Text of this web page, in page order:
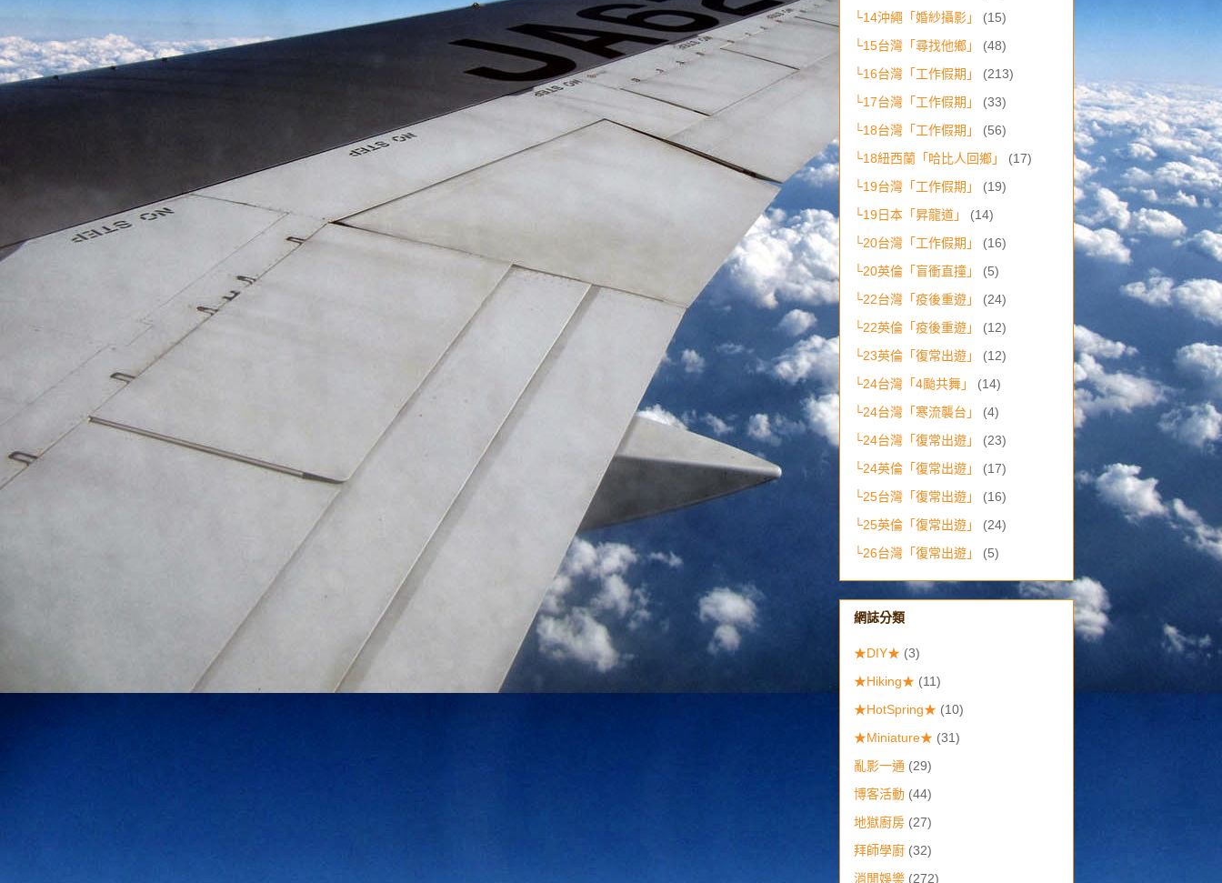
└14沖繩「婚紗攝影」
(15)
└15台灣「尋找他鄉」
(48)
└16台灣「工作假期」
(213)
└17台灣「工作假期」
(33)
└18台灣「工作假期」
(56)
└18紐西蘭「哈比人回鄉」
(17)
└19台灣「工作假期」
(19)
└19日本「昇龍道」
(14)
└20台灣「工作假期」
(16)
└20英倫「盲衝直撞」
(5)
└22台灣「疫後重遊」
(24)
└22英倫「疫後重遊」
(12)
└23英倫「復常出遊」
(12)
└24台灣「4颱共舞」
(14)
└24台灣「寒流襲台」
(4)
└24台灣「復常出遊」
(23)
└24英倫「復常出遊」
(17)
└25台灣「復常出遊」
(16)
└25英倫「復常出遊」
(24)
└26台灣「復常出遊」
(5)
網誌分類
★DIY★ (3)
★Hiking★ (11)
★HotSpring★ (10)
★Miniature★ (31)
亂影一通 (29)
博客活動 (44)
地獄廚房 (27)
拜師學廚 (32)
消閒娛樂 (272)